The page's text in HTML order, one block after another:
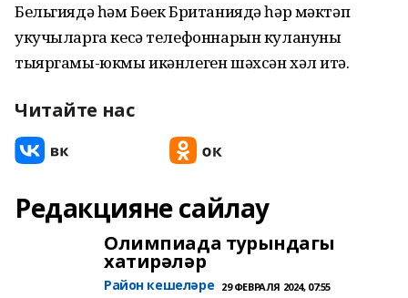
Бельгиядә һәм Бөек Британиядә һәр мәктәп
укучыларга кесә телефоннарын кулануны
тыяргамы-юкмы икәнлеген шәхсән хәл итә.
Читайте нас
Редакцияне сайлау
Олимпиада турындагы
хатирәләр
Район кешеләре 29 ФЕВРАЛЯ 2024, 07:55